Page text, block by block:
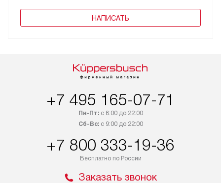
НАПИСАТЬ
+7 495 165-07-71
Пн-Пт:с 8:00 до 22:00
Сб-Вс:с 9:00 до 22:00
+7 800 333-19-36
Бесплатно по России
Заказать звонок